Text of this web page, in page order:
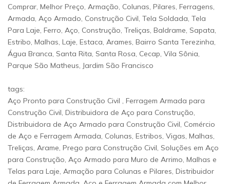
Comprar, Melhor Preço, Armação, Colunas, Pilares, Ferragens,
Armada, Aço Armado, Construção Civil, Tela Soldada, Tela
Para Laje, Ferro, Aço, Construção, Treliças, Baldrame, Sapata,
Estribo, Malhas, Laje, Estaca, Arames, Bairro Santa Terezinha,
Água Branca, Santa Rita, Santa Rosa, Cecap, Vila Sônia,
Parque São Matheus, Jardim São Francisco
tags:
Aço Pronto para Construção Civil , Ferragem Armada para
Construção Civil, Distribuidora de Aço para Construção,
Distribuidora de Aço Armado para Construção Civil, Comércio
de Aço e Ferragem Armada, Colunas, Estribos, Vigas, Malhas,
Treliças, Arame, Prego para Construção Civil, Soluções em Aço
para Construção, Aço Armado para Muro de Arrimo, Malhas e
Telas para Laje, Armação para Colunas e Pilares, Distribuidor